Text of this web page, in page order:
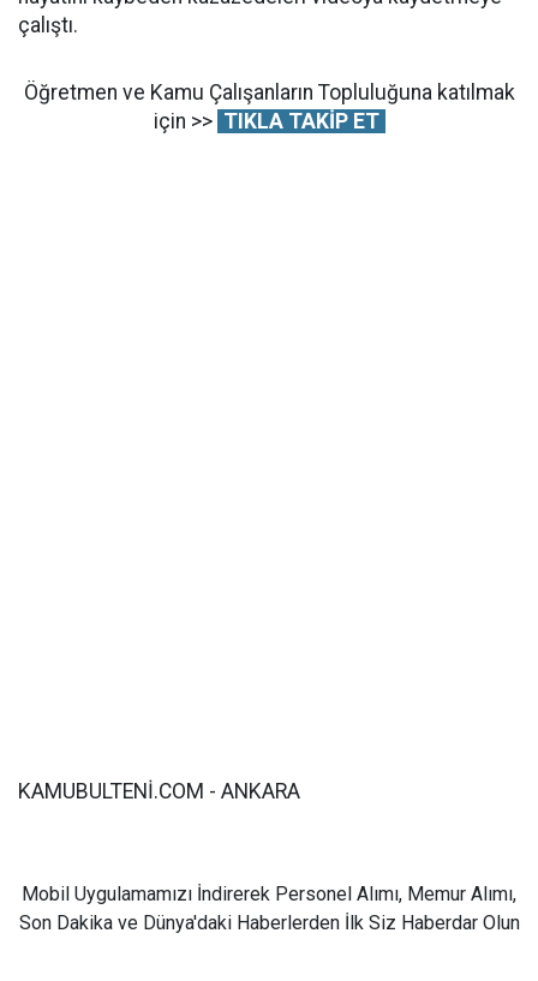
çalıştı.
Öğretmen ve Kamu Çalışanların Topluluğuna katılmak
için >> TIKLA TAKİP ET
KAMUBULTENİ.COM - ANKARA
Mobil Uygulamamızı İndirerek Personel Alımı, Memur Alımı,
Son Dakika ve Dünya'daki Haberlerden İlk Siz Haberdar Olun